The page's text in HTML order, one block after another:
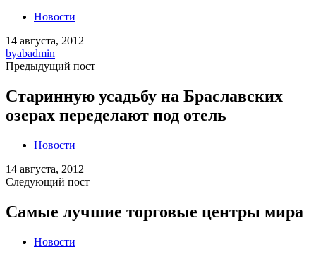
Новости
14 августа, 2012
byabadmin
Предыдущий пост
Старинную усадьбу на Браславских
озерах переделают под отель
Новости
14 августа, 2012
Следующий пост
Самые лучшие торговые центры мира
Новости